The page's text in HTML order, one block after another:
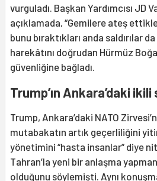
vurguladı. Başkan Yardımcısı JD
açıklamada, “Gemilere ateş
bunu bıraktıkları anda saldırılar
harekâtını doğrudan Hürmüz
güvenliğine bağladı.
Trump’ın Ankara’daki
Trump, Ankara’daki NATO
mutabakatın artık geçerliliğini
yönetimini “hasta insanlar” diye
Tahran’la yeni bir anlaşma
olduğunu söylemişti. Aynı